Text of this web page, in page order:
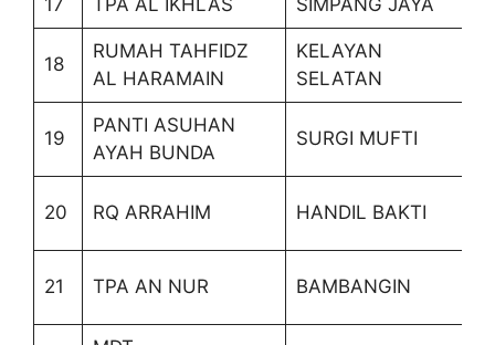
18
RUMAH TAHFIDZ
AL HARAMAIN
KELAYAN
SELATAN
19
PANTI ASUHAN
AYAH BUNDA
SURGI MUFTI
20 RQ ARRAHIM HANDIL BAKTI
21 TPA AN NUR BAMBANGIN